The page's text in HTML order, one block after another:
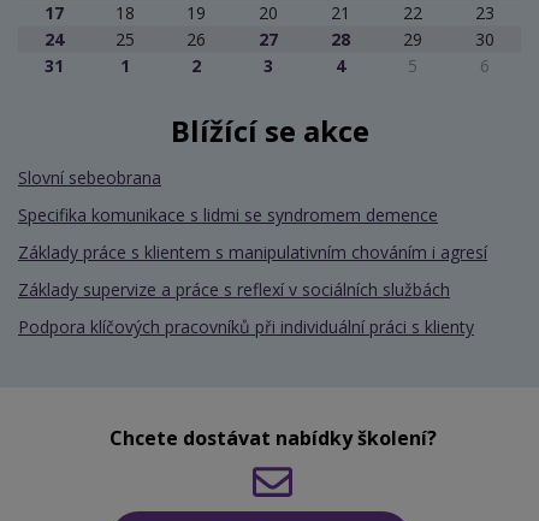
17
18 19 20 21 22
23
24
25 26 27 28 29
30
31
1 2 3 4 5 6
Blížící se akce
Slovní sebeobrana
Specifika komunikace s lidmi se syndromem demence
Základy práce s klientem s manipulativním chováním i agresí
Základy supervize a práce s reflexí v sociálních službách
Podpora klíčových pracovníků při individuální práci s klienty
Chcete dostávat nabídky školení?